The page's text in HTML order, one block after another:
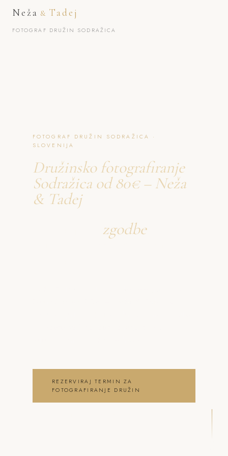
Neža & Tadej
FOTOGRAF DRUŽIN SODRAŽICA
FOTOGRAF DRUŽIN SODRAŽICA ·
SLOVENIJA
Družinsko fotografiranje
Sodražica od 80€ – Neža
& Tadej
zgodbe
o fotografiranje družin
REZERVIRAJ TERMIN ZA
FOTOGRAFIRANJE DRUŽIN